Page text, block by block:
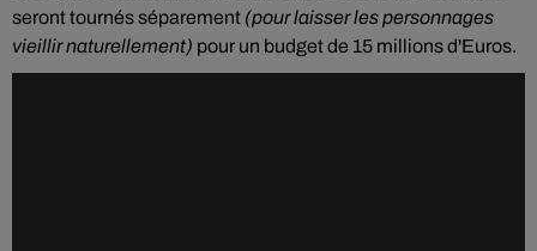
seront tournés séparement (pour laisser les personnages
vieillir naturellement) pour un budget de 15 millions d'Euros.